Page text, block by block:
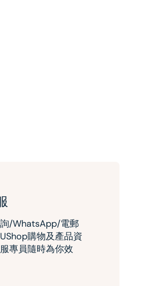
/WhatsApp/電郵
購物及產品資
專員隨時為你效